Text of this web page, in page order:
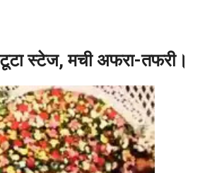
स्टेज, मची अफरा-तफरी।